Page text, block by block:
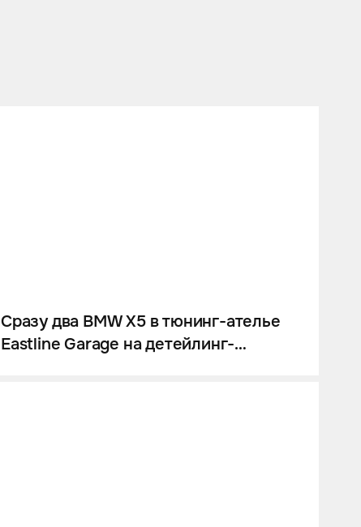
Сразу два BMW X5 в тюнинг-ателье
Eastline Garage на детейлинг-